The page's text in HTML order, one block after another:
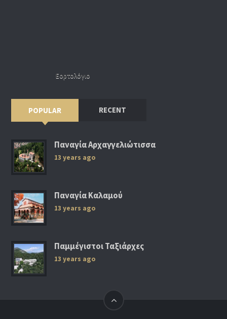
Εορτολόγιο
POPULAR RECENT
Παναγία Αρχαγγελιώτισσα
13 years ago
Παναγία Καλαμού
13 years ago
Παμμέγιστοι Ταξιάρχες
13 years ago